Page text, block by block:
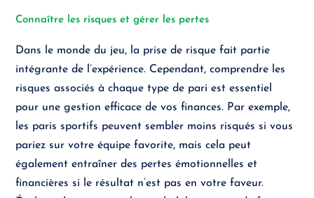
Connaître les risques et gérer les pertes
Dans le monde du jeu, la prise de risque fait partie
intégrante de l’expérience. Cependant, comprendre les
risques associés à chaque type de pari est essentiel
pour une gestion efficace de vos finances. Par exemple,
les paris sportifs peuvent sembler moins risqués si vous
pariez sur votre équipe favorite, mais cela peut
également entraîner des pertes émotionnelles et
financières si le résultat n’est pas en votre faveur.